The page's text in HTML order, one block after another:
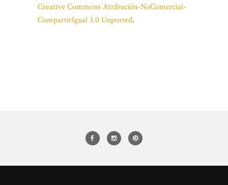
Creative Commons Atribución-NoComercial-
CompartirIgual 3.0 Unported.